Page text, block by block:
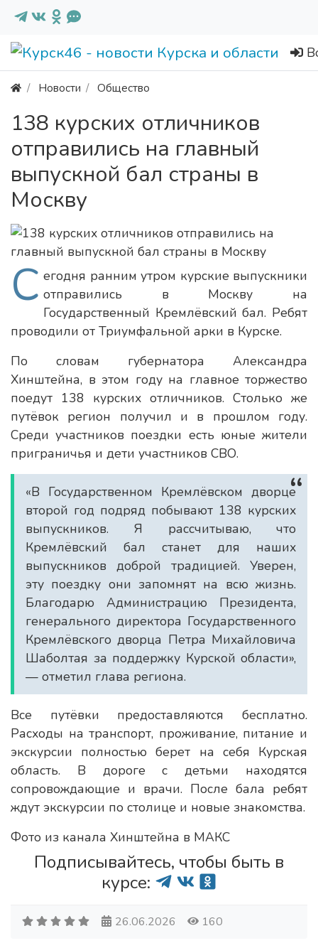
Новости Общество
138 курских отличников
отправились на главный
выпускной бал страны в
Москву
С егодня ранним утром курские выпускники
отправились в Москву на
Государственный Кремлёвский бал. Ребят
проводили от Триумфальной арки в Курске.
По словам губернатора Александра
Хинштейна, в этом году на главное торжество
поедут 138 курских отличников. Столько же
путёвок регион получил и в прошлом году.
Среди участников поездки есть юные жители
приграничья и дети участников СВО.
«В Государственном Кремлёвском дворце
второй год подряд побывают 138 курских
выпускников. Я рассчитываю, что
Кремлёвский бал станет для наших
выпускников доброй традицией. Уверен,
эту поездку они запомнят на всю жизнь.
Благодарю Администрацию Президента,
генерального директора Государственного
Кремлёвского дворца Петра Михайловича
Шаболтая за поддержку Курской области»,
— отметил глава региона.
Все путёвки предоставляются бесплатно.
Расходы на транспорт, проживание, питание и
экскурсии полностью берет на себя Курская
область. В дороге с детьми находятся
сопровождающие и врачи. После бала ребят
ждут экскурсии по столице и новые знакомства.
Фото из канала Хинштейна в МАКС
Подписывайтесь, чтобы быть в
курсе:
26.06.2026 160